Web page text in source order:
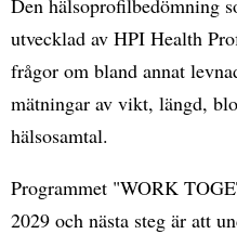
utvecklad av HPI Health
frågor om bland annat
mätningar av vikt, längd,
hälsosamtal.
Programmet "WORK
2029 och nästa steg är att